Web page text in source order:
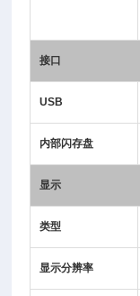
接口
USB
内部闪存盘
显示
类型
显示分辨率